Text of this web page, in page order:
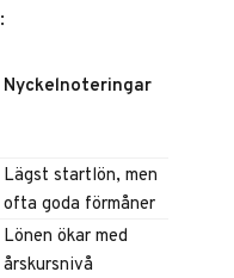
:
Nyckelnoteringar
Lägst startlön, men
ofta goda förmåner
Lönen ökar med
årskursnivå